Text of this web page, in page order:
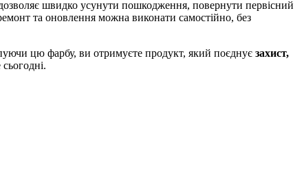
швидко усунути пошкодження, повернути первісний
та оновлення можна виконати самостійно, без
цю фарбу, ви отримуєте продукт, який поєднує захист,